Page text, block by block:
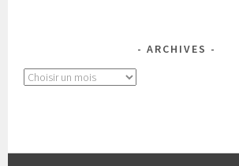
ARCHIVES
Archives